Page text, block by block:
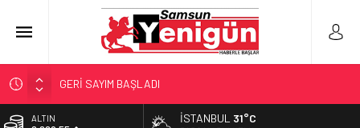
GERİ SAYIM BAŞLADI
SAMSUNSPOR’DA HEDEF 5’İNCİLİK!
ALTIN İSTANBUL 31°C